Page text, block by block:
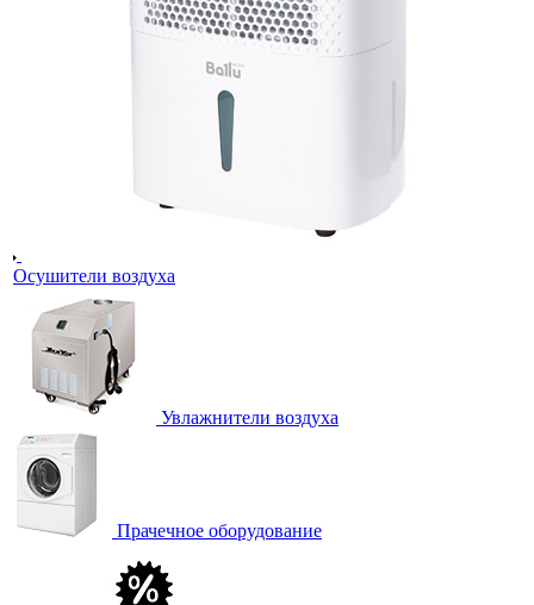
Осушители воздуха
Увлажнители воздуха
Прачечное оборудование